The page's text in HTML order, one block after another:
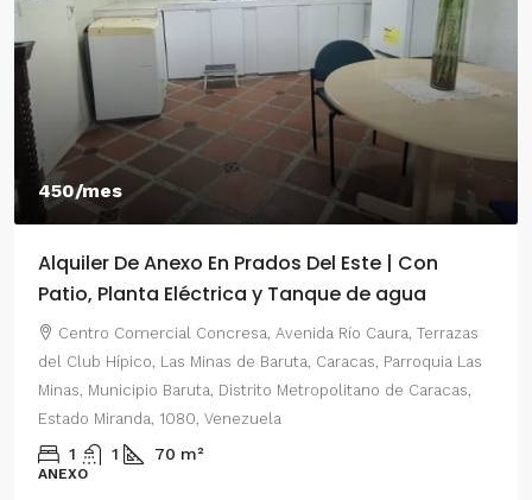
550/mes
Alquiler De Anexo En Prados Del Este Caracas |
2 Habitaciones
Centro Comercial Concresa, Avenida Principal de Prados
del Este, Prados del Este, Sector: Prado del Este, Caracas,
Parroquia Nuestra Señora del Rosario, Municipio Baruta,
Distrito Metropolitano de Caracas, Estado Miranda, 1080,
Venezuela
2